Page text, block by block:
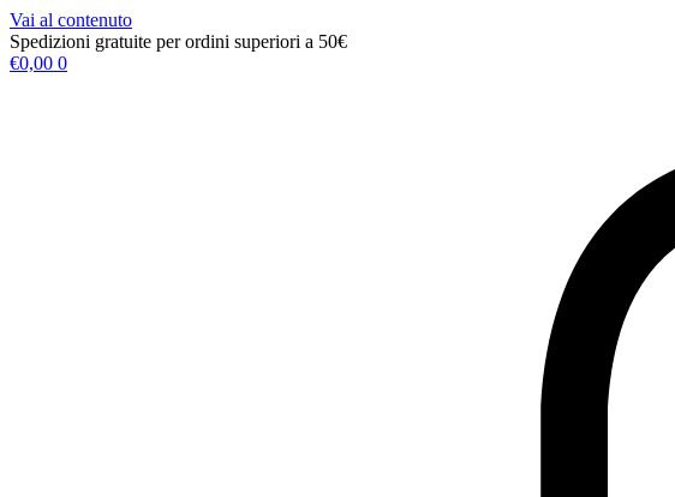
Vai al contenuto
Spedizioni gratuite per ordini superiori a 50€
€0,00 0